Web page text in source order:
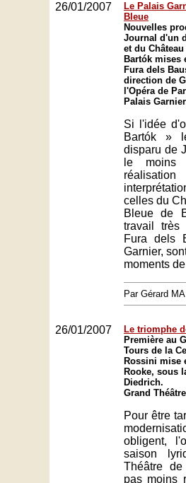
26/01/2007
Le Palais
Bleue
Nouvelles
Journal d'un
et du
Bartók mises
Fura dels
direction de
l'Opéra de
Palais
Si l'idée
Bartók »
disparu de
le moins
celles du
Bleue de
travail très
Fura dels
Garnier,
moments
Par Gérard
26/01/2007
Le triomphe
Première au
Tours de la
Rossini mise
Rooke, sous
Diedrich.
Grand
Pour être
obligent,
saison
Théâtre
pas moins